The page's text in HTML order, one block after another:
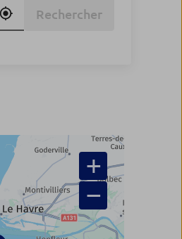
Utiliser ma position
Rechercher
+
−